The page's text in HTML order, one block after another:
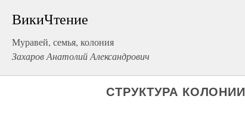
ВикиЧтение
Муравей, семья, колония
Захаров Анатолий Александрович
СТРУКТУРА КОЛОНИИ